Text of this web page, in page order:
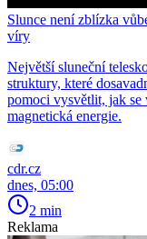
Slunce není zblízka
víry
Největší sluneční
struktury, které
pomoci vysvětlit, jak se
magnetická energie.
cdr.cz
dnes, 05:00
2 min
Reklama